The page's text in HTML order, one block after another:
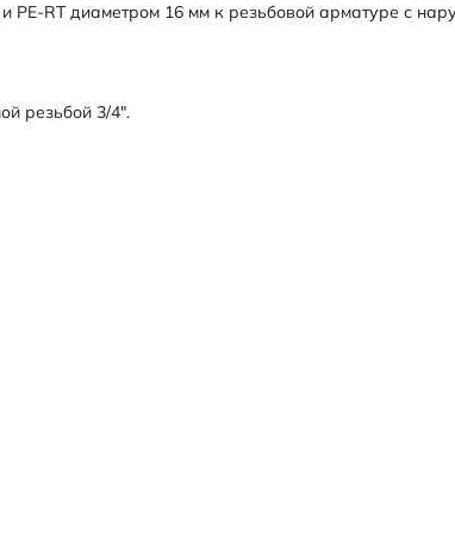
PE-RT диаметром 16 мм к резьбовой арматуре с
резьбой 3/4".